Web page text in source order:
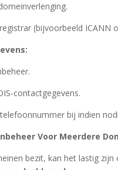
(bijvoorbeeld ICANN
contactgegevens.
bij indien
Voor Meerdere
bezit, kan het lastig